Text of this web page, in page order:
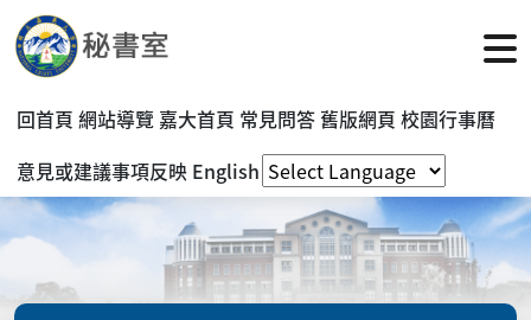
回首頁 網站導覽 嘉大首頁 常見問答 舊版網頁 校園行事曆
意見或建議事項反映 English